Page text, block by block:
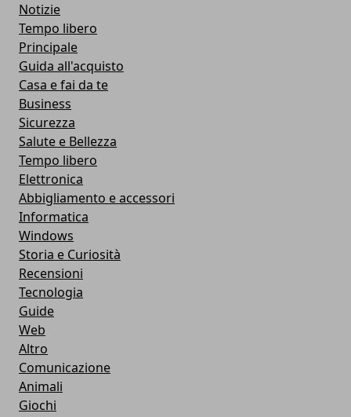
Notizie
Tempo libero
Principale
Guida all'acquisto
Casa e fai da te
Business
Sicurezza
Salute e Bellezza
Tempo libero
Elettronica
Abbigliamento e accessori
Informatica
Windows
Storia e Curiosità
Recensioni
Tecnologia
Guide
Web
Altro
Comunicazione
Animali
Giochi